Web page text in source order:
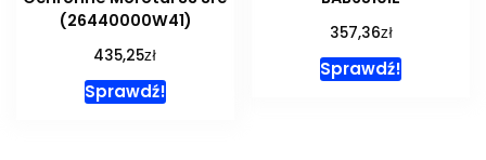
(26440000W41)
435,25zł
Sprawdź!
357,36zł
Sprawdź!